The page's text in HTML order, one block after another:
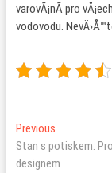
varovÃ¡nÃ­ pro
vodovodu.
Navigace
pro
PreviousPrevious
post:
Stan s potiskem:
designem